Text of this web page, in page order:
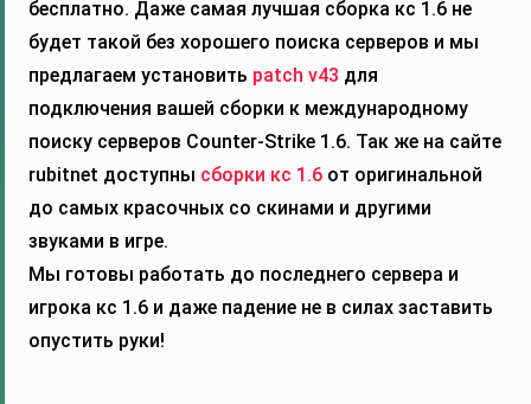
бесплатно. Даже самая лучшая сборка кс 1.6 не
будет такой без хорошего поиска серверов и мы
предлагаем установить patch v43 для
подключения вашей сборки к международному
поиску серверов Counter-Strike 1.6. Так же на сайте
rubitnet доступны сборки кс 1.6 от оригинальной
до самых красочных со скинами и другими
звуками в игре.
Мы готовы работать до последнего сервера и
игрока кс 1.6 и даже падение не в силах заставить
опустить руки!